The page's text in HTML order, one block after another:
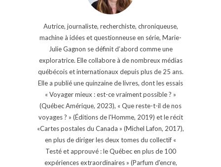
Autrice, journaliste, recherchiste, chroniqueuse,
machine à idées et questionneuse en série, Marie-
Julie Gagnon se définit d’abord comme une
exploratrice. Elle collabore à de nombreux médias
québécois et internationaux depuis plus de 25 ans.
Elle a publié une quinzaine de livres, dont les essais
« Voyager mieux : est-ce vraiment possible ? »
(Québec Amérique, 2023), « Que reste-t-il de nos
voyages ? » (Éditions de l'Homme, 2019) et le récit
«Cartes postales du Canada » (Michel Lafon, 2017),
en plus de diriger les deux tomes du collectif «
Testé et approuvé : le Québec en plus de 100
expériences extraordinaires » (Parfum d'encre,